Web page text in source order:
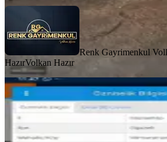
Renk Gayrimenkul
HazırVolkan Hazır
Oguzeli Utku Emlak
Danışmanı
Gaziantep, Şahinbey